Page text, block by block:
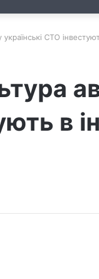
СТО
в